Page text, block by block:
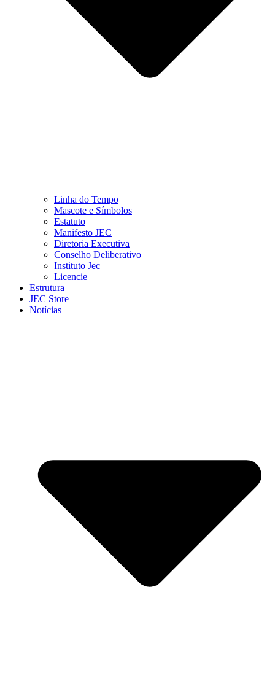
Linha do Tempo
Mascote e Símbolos
Estatuto
Manifesto JEC
Diretoria Executiva
Conselho Deliberativo
Instituto Jec
Licencie
Estrutura
JEC Store
Notícias